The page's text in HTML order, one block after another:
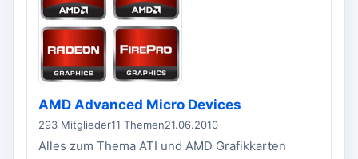
AMD Advanced Micro Devices
293 Mitglieder11 Themen21.06.2010
Alles zum Thema ATI und AMD Grafikkarten